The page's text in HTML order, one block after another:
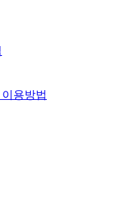
용방법